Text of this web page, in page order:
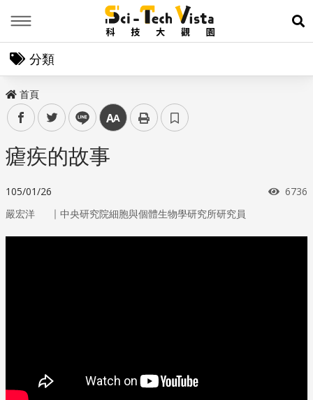
展
分類
首頁
facebooktwitter line 中
瘧疾的故事
105/01/26 瀏覽
6736
嚴宏洋 ｜ 中央研究院細胞與個體生物學研究所研究員